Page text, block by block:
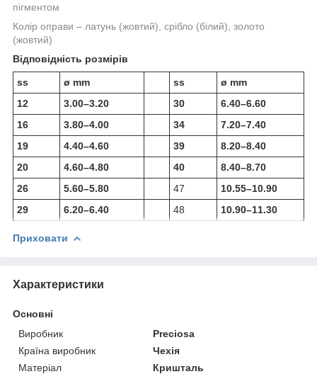
пігментом
Колір оправи – латунь (жовтий), срібло (білий), золото
(жовтий)
Відповідність розмірів
ss ø mm ss
ø mm
12
3.00–3.20 30
6.40–6.60
16
3.80–4.00 34
7.20–7.40
19
4.40–4.60 39
8.20–8.40
20
4.60–4.80 40
8.40–8.70
26
5.60–5.80 47
10.55–10.90
29
6.20–6.40 48 10.90–11.30
Приховати
Характеристики
Основні
Виробник
Preciosa
Країна виробник
Чехія
Матеріал
Кришталь